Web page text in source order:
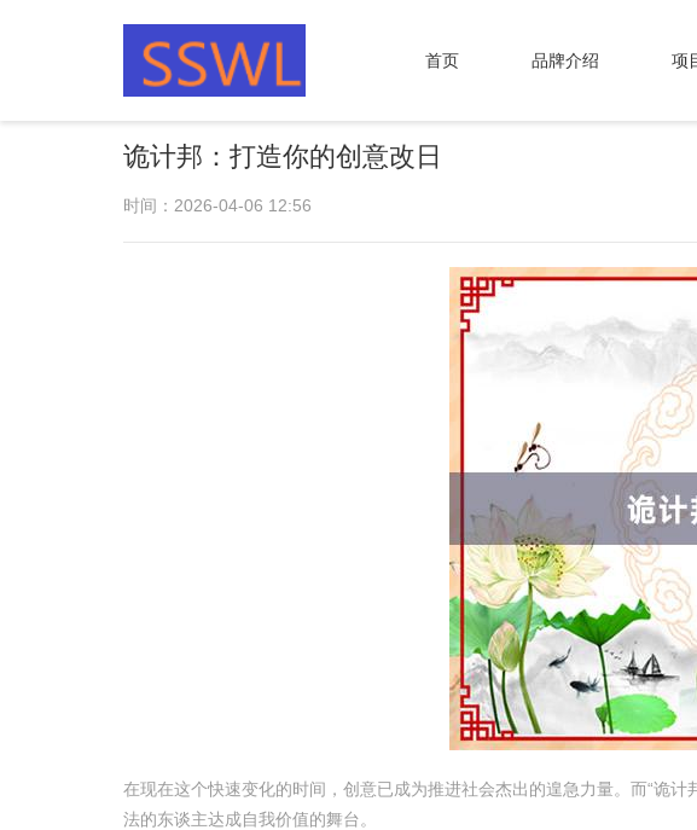
首页 品牌介绍 项
诡计邦：打造你的创意改日
时间：2026-04-06 12:56
在现在这个快速变化的时间，创意已成为推进社会杰出的遑急力量。而“诡
法的东谈主达成自我价值的舞台。